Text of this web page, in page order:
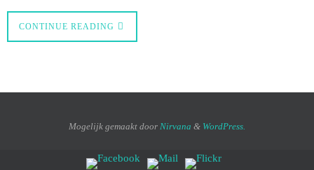
CONTINUE READING
Mogelijk gemaakt door Nirvana & WordPress.